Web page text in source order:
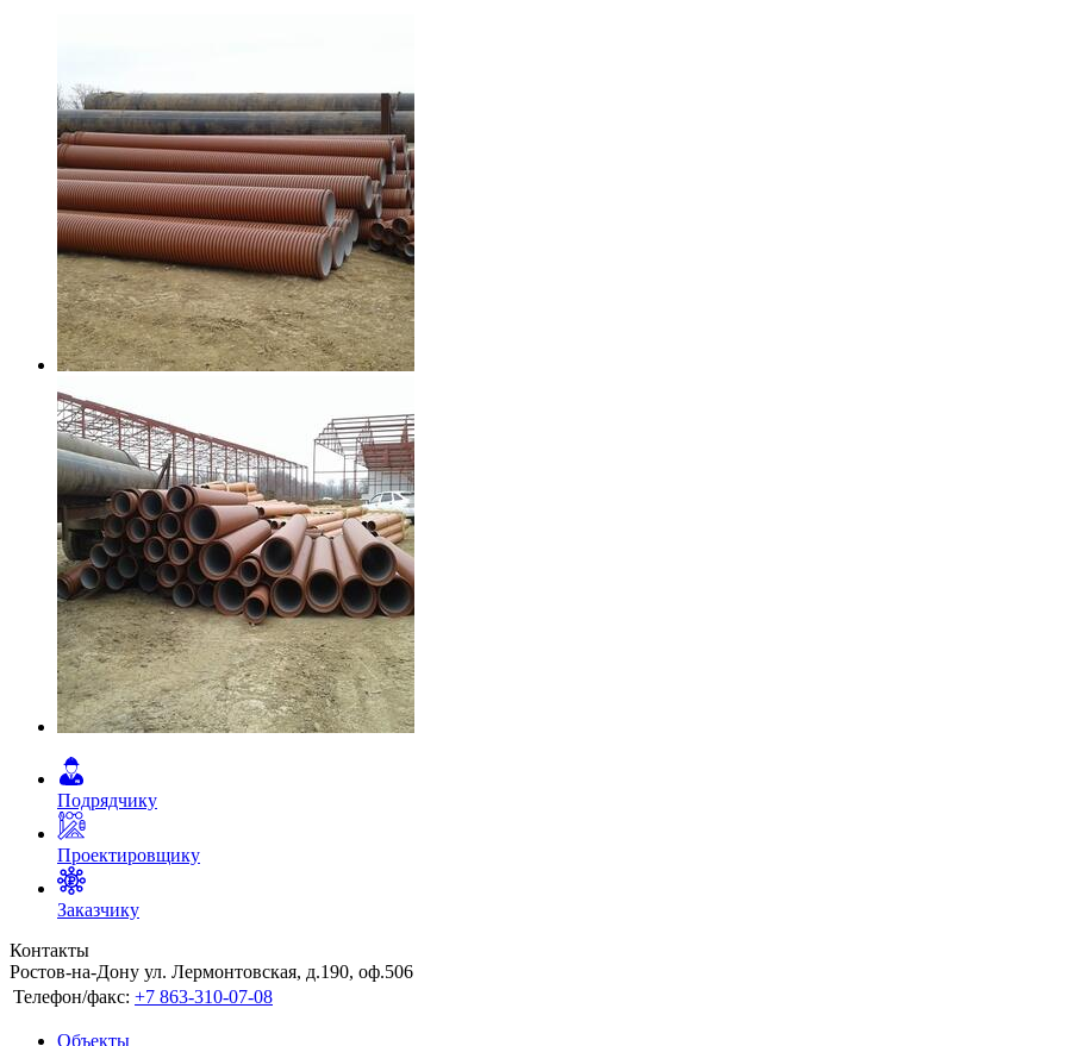
Подрядчику
Проектировщику
Заказчику
Контакты
Ростов-на-Дону ул. Лермонтовская, д.190, оф.506
Телефон/факс: +7 863-310-07-08
Объекты